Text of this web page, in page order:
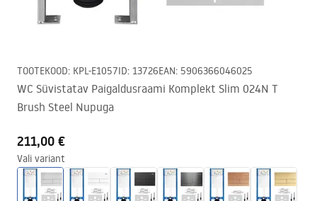
TOOTEKOOD: KPL-E1057ID: 13726EAN: 5906366046025
WC Süvistatav Paigaldusraami Komplekt Slim 024N T
Brush Steel Nupuga
211,00 €
Vali variant